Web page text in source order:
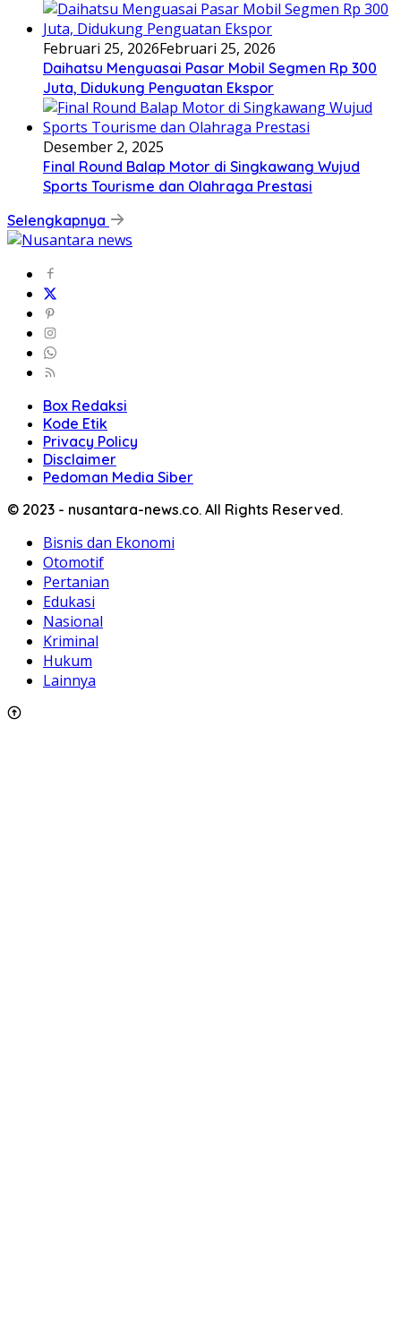
Februari 25, 2026Februari 25, 2026
Daihatsu Menguasai Pasar Mobil Segmen Rp 300
Juta, Didukung Penguatan Ekspor
Desember 2, 2025
Final Round Balap Motor di Singkawang Wujud
Sports Tourisme dan Olahraga Prestasi
Selengkapnya
Box Redaksi
Kode Etik
Privacy Policy
Disclaimer
Pedoman Media Siber
© 2023 - nusantara-news.co. All Rights Reserved.
Bisnis dan Ekonomi
Otomotif
Pertanian
Edukasi
Nasional
Kriminal
Hukum
Lainnya